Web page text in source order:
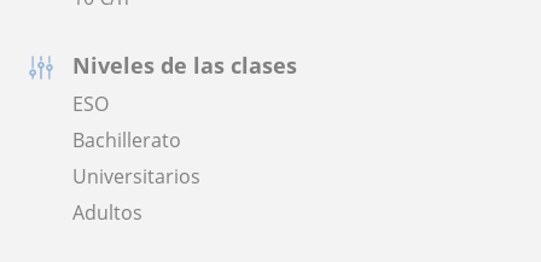
Niveles de las clases
ESO
Bachillerato
Universitarios
Adultos